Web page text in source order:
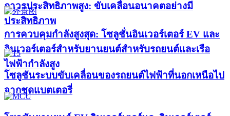
ถาวรประสิทธิภาพสูง: ขับเคลื่อนอนาคตอย่างมี
ประสิทธิภาพ
การควบคุมกำลังสูงสุด: โซลูชั่นอินเวอร์เตอร์ EV และ
อินเวอร์เตอร์สำหรับยานยนต์สำหรับรถยนต์และเรือ
ไฟฟ้ากำลังสูง​
โซลูชันระบบขับเคลื่อนของรถยนต์ไฟฟ้าที่นอกเหนือไป
จากชุดแบตเตอรี่